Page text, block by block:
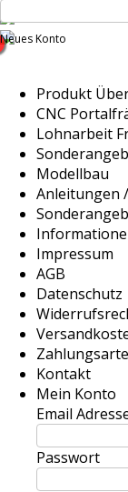
Neues Konto
Produkt
CNC
Lohnarbeit
Modellbau
Anleitungen
Impressum
AGB
Datenschutz
Kontakt
Mein Konto
Email
Passwort